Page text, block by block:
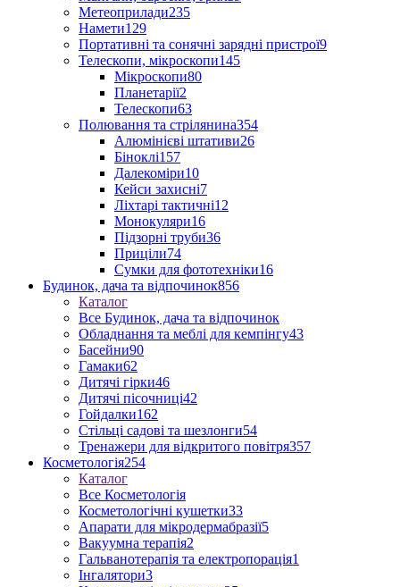
Метеоприлади235
Намети129
Портативні та сонячні зарядні пристрої9
Телескопи, мікроскопи145
Мікроскопи80
Планетарії2
Телескопи63
Полювання та стрілянина354
Алюмінієві штативи26
Біноклі157
Далекоміри10
Кейси захисні7
Ліхтарі тактичні12
Монокуляри16
Підзорні труби36
Приціли74
Сумки для фототехніки16
Будинок, дача та відпочинок856
Каталог
Все Будинок, дача та відпочинок
Обладнання та меблі для кемпінгу43
Басейни90
Гамаки62
Дитячі гірки46
Дитячі пісочниці42
Гойдалки162
Стільці садові та шезлонги54
Тренажери для відкритого повітря357
Косметологія254
Каталог
Все Косметологія
Косметологічні кушетки33
Апарати для мікродермабразії5
Вакуумна терапія2
Гальванотерапія та електропорація1
Інгалятори3